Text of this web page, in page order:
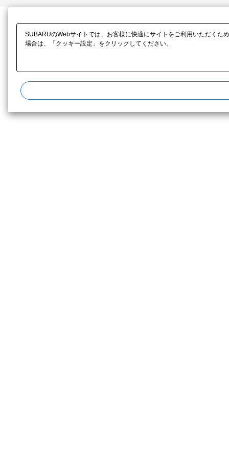
SUBARUのWebサイトでは、お客様に快適にサイトをご利用いただく
場合は、「クッキー設定」をクリックしてください。​